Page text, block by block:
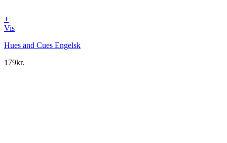
+
Vis
Hues and Cues Engelsk
179kr.